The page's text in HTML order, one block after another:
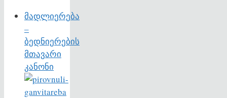
მადლიერება
–
ბედნიერების
მთავარი
კანონი